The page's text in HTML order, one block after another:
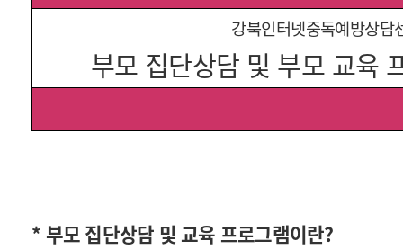
강북인터넷중독예방상담
부모 집단상담 및 부모 교육
* 부모 집단상담 및 교육 프로그램이란?